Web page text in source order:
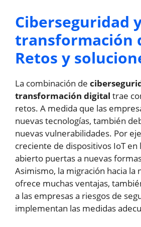
Ciberseguridad
transformación
Retos y
La combinación de
transformación digital trae
retos. A medida que las
nuevas tecnologías, también
nuevas vulnerabilidades. Por
creciente de dispositivos IoT en
abierto puertas a nuevas
Asimismo, la migración hacia la
ofrece muchas ventajas,
a las empresas a riesgos de
implementan las medidas